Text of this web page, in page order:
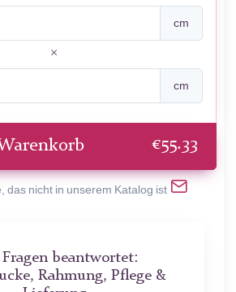
cm
cm
€55.33
das nicht in unserem Katalog ist
beantwortet:
Rahmung, Pflege &